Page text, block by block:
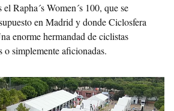
Rapha´s Women´s 100, que se
en Madrid y donde Ciclosfera
enorme hermandad de ciclistas
o simplemente aficionadas.